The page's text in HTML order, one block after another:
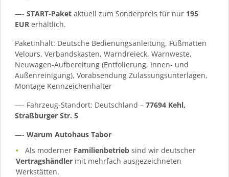
—- START-Paket aktuell zum Sonderpreis für nur 195
EUR erhältlich.
Paketinhalt: Deutsche Bedienungsanleitung, Fußmatten
Velours, Verbandskasten, Warndreieck, Warnweste,
Neuwagen-Aufbereitung (Entfolierung, Innen- und
Außenreinigung), Vorabsendung Zulassungsunterlagen,
Montage Kennzeichenhalter
—- Fahrzeug-Standort: Deutschland – 77694 Kehl,
Straßburger Str. 5
—- Warum Autohaus Tabor
Als moderner Familienbetrieb sind wir deutscher
Vertragshändler mit mehrfach ausgezeichneten
Werkstätten.